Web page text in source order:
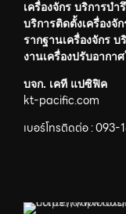
เครื่องจักร บริการบำ
บริการติดตั้งเครื่องจั
รากฐานเครื่องจักร
งานเครื่องปรับอากา
บจก. เคที แปซิฟิค
kt-pacific.com
เบอร์โทรติดต่อ :093-